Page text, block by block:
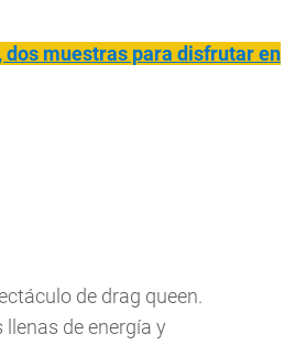
muestras para disfrutar en
de drag queen.
de energía y